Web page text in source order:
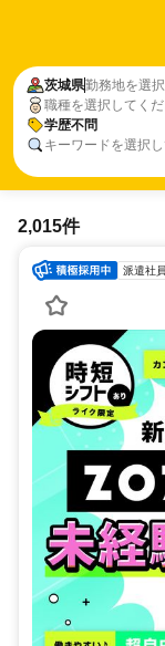
茨城県勤務地を選
職種を選択してく
学歴不問
キーワードを選択
2,015件
派遣社員